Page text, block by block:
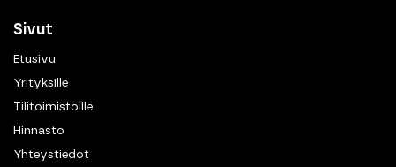
Sivut
Etusivu
Yrityksille
Tilitoimistoille
Hinnasto
Yhteystiedot